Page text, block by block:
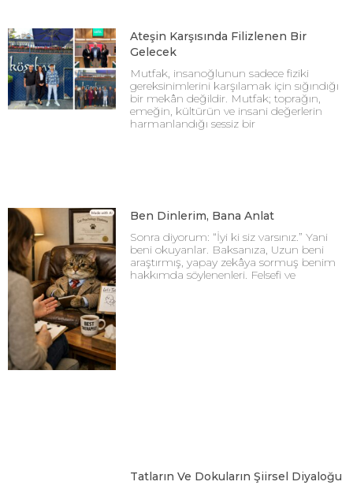
Ateşin Karşısında Filizlenen Bir
Gelecek
Mutfak, insanoğlunun sadece fiziki
gereksinimlerini karşılamak için sığındığı
bir mekân değildir. Mutfak; toprağın,
emeğin, kültürün ve insani değerlerin
harmanlandığı sessiz bir
Ben Dinlerim, Bana Anlat
Sonra diyorum: “İyi ki siz varsınız.” Yani
beni okuyanlar. Baksanıza, Uzun beni
araştırmış, yapay zekâya sormuş benim
hakkımda söylenenleri. Felsefi ve
Tatların Ve Dokuların Şiirsel Diyaloğu